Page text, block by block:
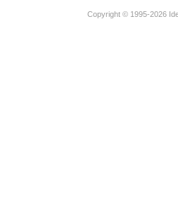
Copyright © 1995-2026